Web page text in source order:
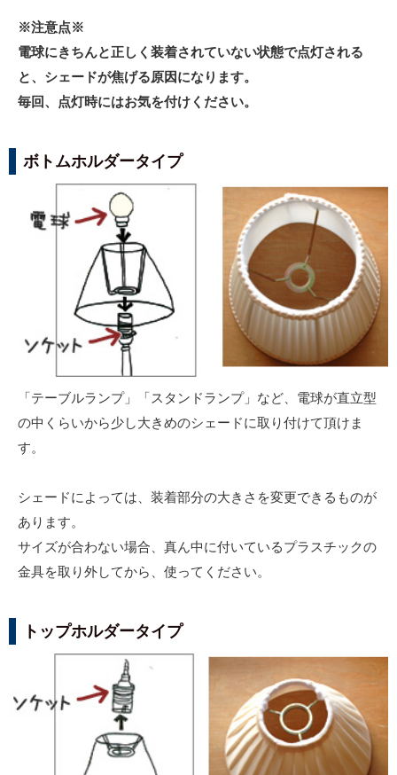
※注意点※
電球にきちんと正しく装着されていない状態で点灯される
と、シェードが焦げる原因になります。
毎回、点灯時にはお気を付けください。
ボトムホルダータイプ
「テーブルランプ」「スタンドランプ」など、電球が直立型
の中くらいから少し大きめのシェードに取り付けて頂けま
す。
シェードによっては、装着部分の大きさを変更できるものが
あります。
サイズが合わない場合、真ん中に付いているプラスチックの
金具を取り外してから、使ってください。
トップホルダータイプ